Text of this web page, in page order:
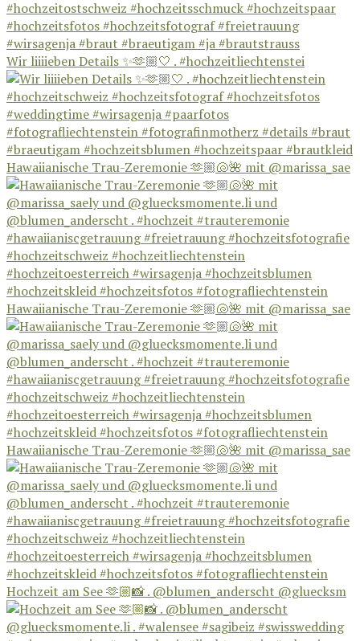
Wir liiiieben Details ✨🫶🏼🤍 . #hochzeitliechtenstei
Hawaiianische Trau-Zeremonie 🫶🏼🐚🌺 mit @marissa_sae
Hawaiianische Trau-Zeremonie 🫶🏼🐚🌺 mit @marissa_sae
Hawaiianische Trau-Zeremonie 🫶🏼🐚🌺 mit @marissa_sae
Hochzeit am See 🫶🏼📸 . @blumen_anderscht @gluecksm